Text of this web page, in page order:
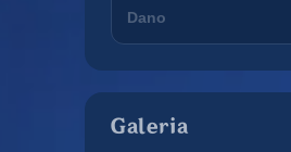
Dano
Galeria